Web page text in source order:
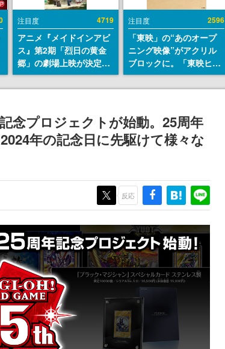
注目度 4719
アニメ『メイドインアビ
ス』第2期「烈日の黄金
郷」の劇場上映が決定！
レグ役・伊瀬茉莉也さん
らが登壇する舞台挨拶も
注目度 2596
「東映」の“あのオープ
ニング映像”がアクリル
ブロックに。「東映ヒス
トリカル グッズコレクシ
ョン」が8月下旬より発
念プロジェクトが始動。25周年
年の記念日に先駆けて様々な
反応